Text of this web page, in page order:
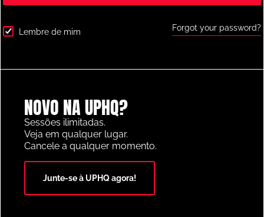
do Columbus Crew SC
PLATAFORMA DE RECURSOS FUTEBOL DO ANO 2025
Lembre de mim Forgot your password?
NOVO NA UPHQ?
Sessões ilimitadas.
Veja em qualquer lugar.
Cancele a qualquer momento.
Junte-se à UPHQ agora!